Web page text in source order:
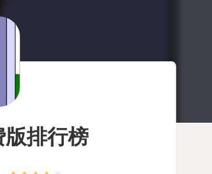
版排行榜